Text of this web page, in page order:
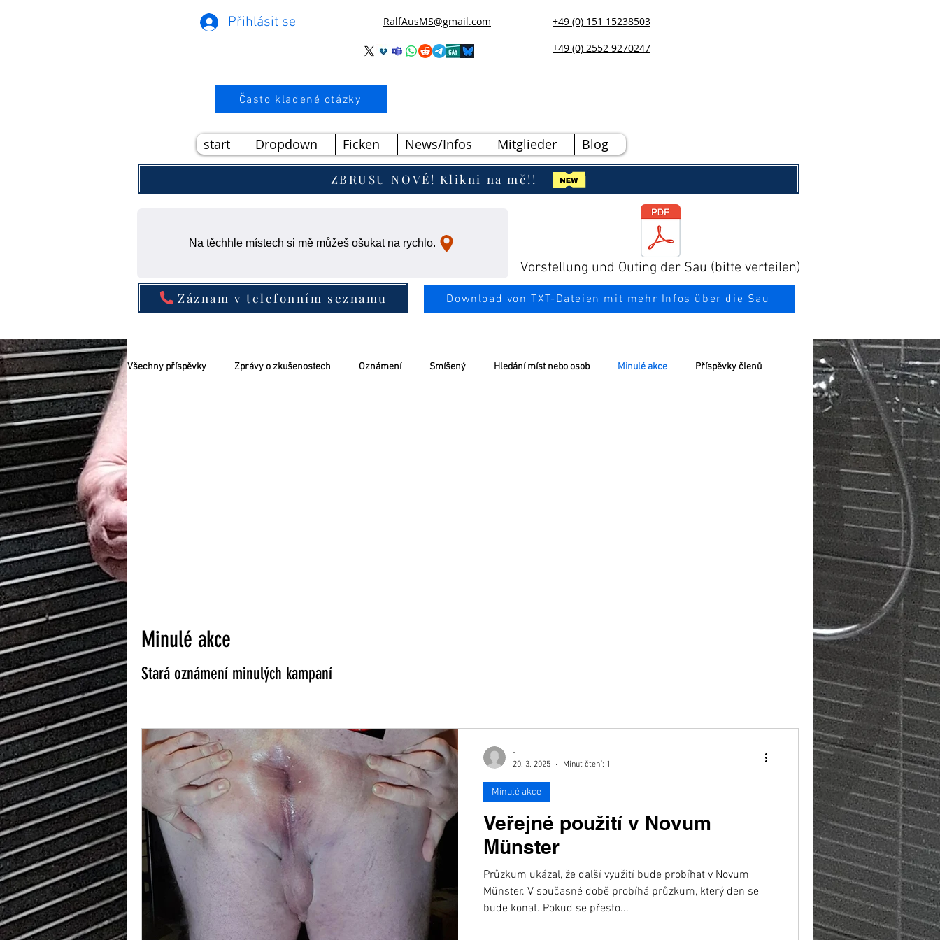
Přihlásit se RalfAusMS@gmail.com
+49 (0) 151 15238503
+49 (0) 2552 9270247
Často kladené otázky
start Dropdown Ficken News/Infos Mitglieder Blog
ZBRUSU NOVÉ! Klikni na mě!!
Na těchhle místech si mě můžeš ošukat na rychlo.
Vorstellung und Outing der Sau (bitte verteilen)
Záznam v telefonním seznamu Download von TXT-Dateien mit mehr Infos über die Sau
Všechny příspěvky Zprávy o zkušenostech Oznámení Smíšený Hledání míst nebo osob Minulé akce Příspěvky členů
Minulé akce
Stará oznámení minulých kampaní
Veřejné použití v Novum
Münster
Průzkum ukázal, že další využití bude probíhat v Novum
Münster. V současné době probíhá průzkum, který den se
bude konat. Pokud se přesto...
Minulé akce
-
20. 3. 2025
Minut čtení: 1